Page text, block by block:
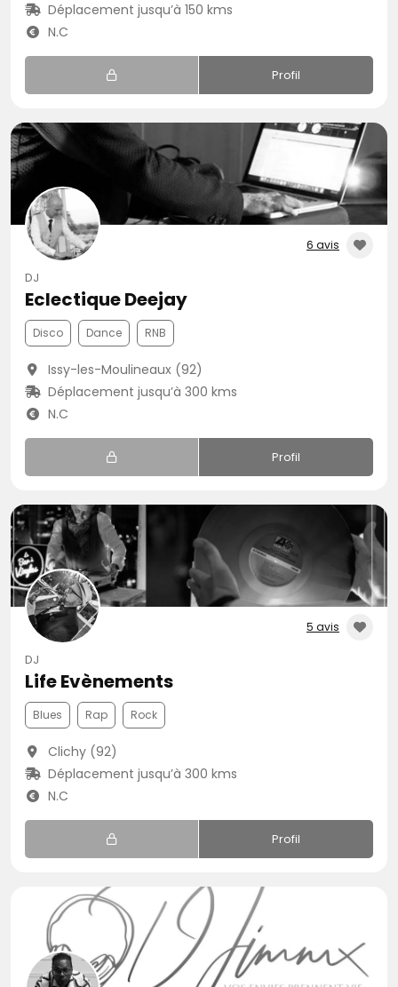
Déplacement jusqu’à 150 kms
N.C
Profil
6 avis
DJ
Eclectique Deejay
Disco Dance RNB
Issy-les-Moulineaux (92)
Déplacement jusqu’à 300 kms
N.C
Profil
5 avis
DJ
Life Evènements
Blues Rap Rock
Clichy (92)
Déplacement jusqu’à 300 kms
N.C
Profil